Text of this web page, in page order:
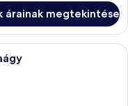
árainak megtekintése
szoba, amelyben egy